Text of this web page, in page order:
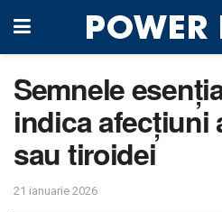
Semnele
indica afecțiuni
sau tiroidei
21 ianuarie 2026